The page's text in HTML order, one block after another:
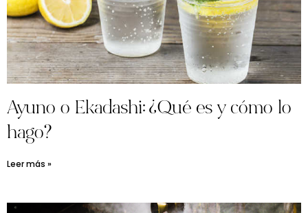
Ayuno o Ekadashi: ¿Qué es y cómo lo
hago?
Leer más »